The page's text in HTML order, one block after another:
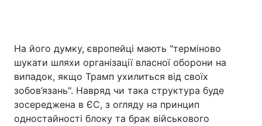
На його думку, європейці мають "терміново
шукати шляхи організації власної оборони на
випадок, якщо Трамп ухилиться від своїх
зобов’язань". Навряд чи така структура буде
зосереджена в ЄС, з огляду на принцип
одностайності блоку та брак військового